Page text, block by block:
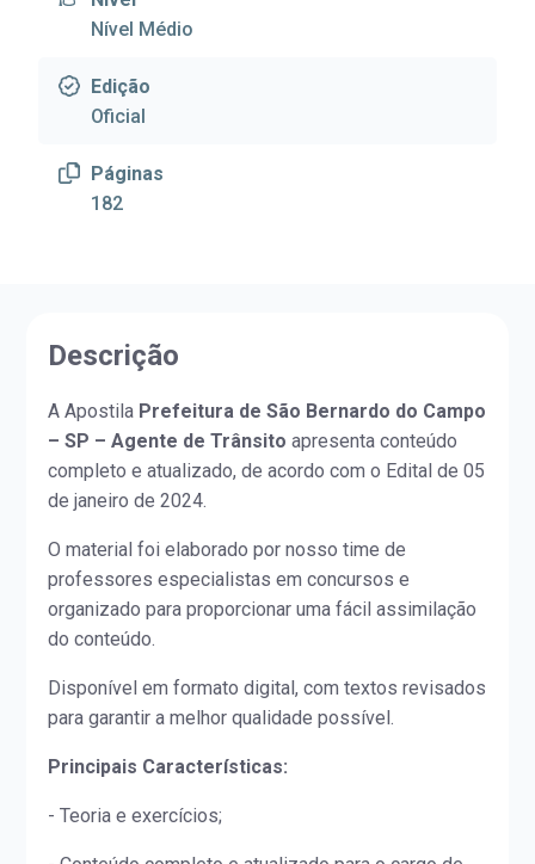
Nível Médio
Edição
Oficial
Páginas
182
Descrição
A Apostila Prefeitura de São Bernardo do Campo
– SP – Agente de Trânsitoapresenta conteúdo
completo e atualizado, de acordo com o Edital de 05
de janeiro de 2024.
O material foi elaborado por nosso time de
professores especialistas em concursos e
organizado para proporcionar uma fácil assimilação
do conteúdo.
Disponível em formato digital, com textos revisados
para garantir a melhor qualidade possível.
Principais Características:
- Teoria e exercícios;